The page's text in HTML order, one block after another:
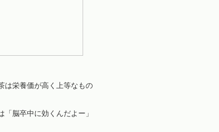
は栄養価が高く上等なもの
脳卒中に効くんだよー」